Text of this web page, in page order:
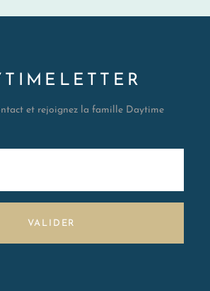
et rejoignez la famille Daytime
VALIDER